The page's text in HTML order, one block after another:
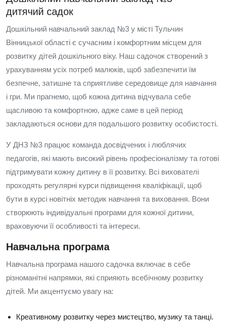
дитячий садок
Дошкільний навчальний заклад №3 у місті Тульчин
Вінницької області є сучасним і комфортним місцем для
розвитку дітей дошкільного віку. Наш садочок створений з
урахуванням усіх потреб малюків, щоб забезпечити їм
безпечне, затишне та сприятливе середовище для навчання
і гри. Ми прагнемо, щоб кожна дитина відчувала себе
щасливою та комфортною, адже саме в цей період
закладаються основи для подальшого розвитку особистості.
У ДНЗ №3 працює команда досвідчених і люблячих
педагогів, які мають високий рівень професіоналізму та готові
підтримувати кожну дитину в її розвитку. Всі вихователі
проходять регулярні курси підвищення кваліфікації, щоб
бути в курсі новітніх методик навчання та виховання. Вони
створюють індивідуальні програми для кожної дитини,
враховуючи її особливості та інтереси.
Навчальна програма
Навчальна програма нашого садочка включає в себе
різноманітні напрямки, які сприяють всебічному розвитку
дітей. Ми акцентуємо увагу на:
Креативному розвитку через мистецтво, музику та танці.